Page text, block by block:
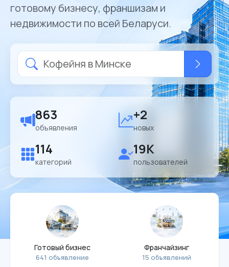
готовому бизнесу, франшизам и
недвижимости по всей Беларуси.
863
объявления
+2
новых
114
категорий
19K
пользователей
Готовый бизнес
641 объявление
Франчайзинг
15 объявлений